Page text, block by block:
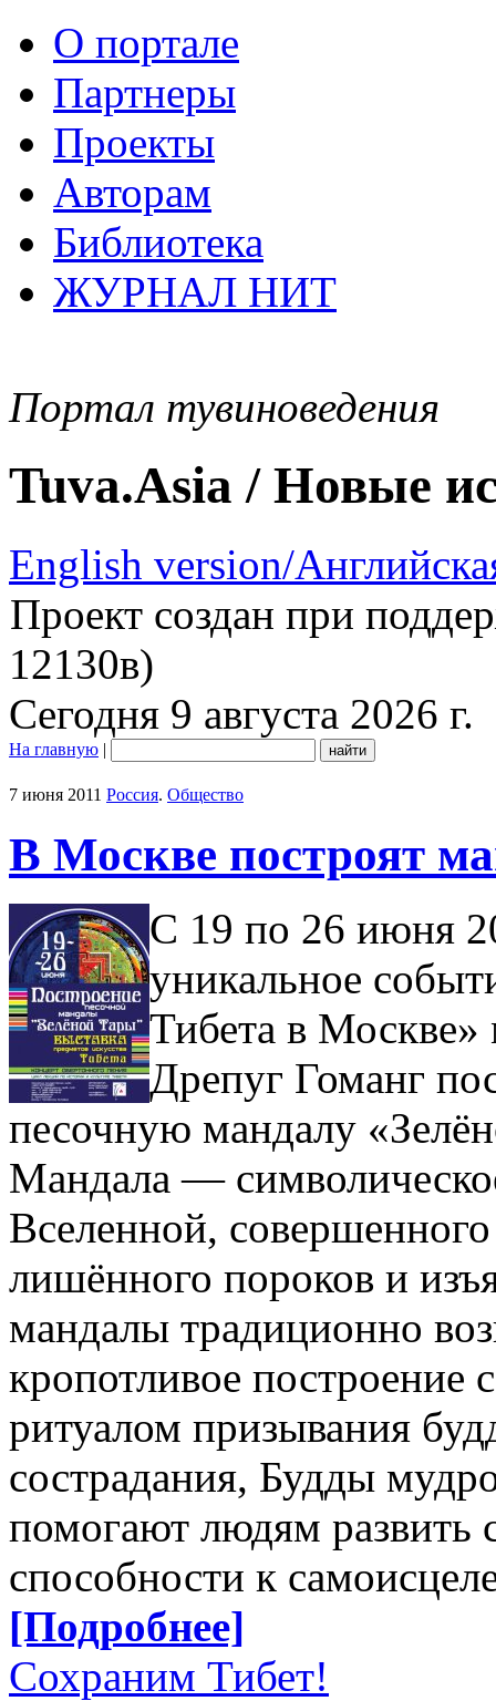
О портале
Партнеры
Проекты
Авторам
Библиотека
ЖУРНАЛ НИТ
Портал тувиноведения
Tuva.Asia / Новые
English version/
Проект создан при
12130в)
Сегодня 9 августа 2026 г.
На главную |
7 июня 2011 Россия. Общество
В Москве построят
С 19 по 26 июня
уникальное
Тибета в Москве»
Дрепуг Гоманг
песочную мандалу
Мандала ―
Вселенной,
лишённого пороков и
мандалы традиционно
кропотливое построение
ритуалом призывания
сострадания, Будды
помогают людям развить
способности к
[Подробнее]
Сохраним Тибет!